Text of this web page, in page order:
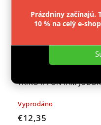
Prázdniny začínajú.
10 % na celý e-
TRIKO IPPON IAM
Vyprodáno
€12,35